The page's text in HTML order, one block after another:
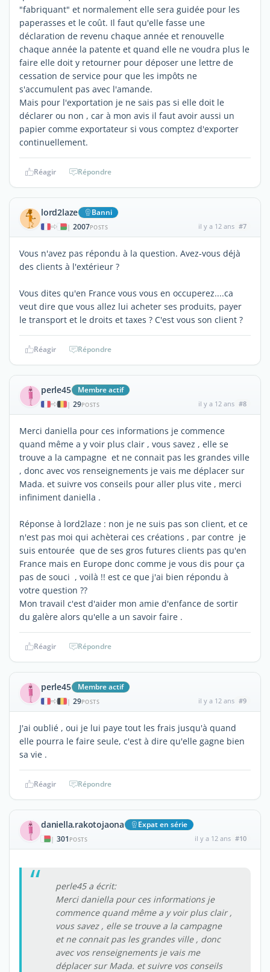
"fabriquant" et normalement elle sera guidée pour les
paperasses et le coût. Il faut qu'elle fasse une
déclaration de revenu chaque année et renouvelle
chaque année la patente et quand elle ne voudra plus le
faire elle doit y retourner pour déposer une lettre de
cessation de service pour que les impôts ne
s'accumulent pas avec l'amande.
Mais pour l'exportation je ne sais pas si elle doit le
déclarer ou non , car à mon avis il faut avoir aussi un
papier comme exportateur si vous comptez d'exporter
continuellement.
Réagir Répondre
lord2laze Banni
| 2007POSTS il y a 12 ans #7
Vous n'avez pas répondu à la question. Avez-vous déjà
des clients à l'extérieur ?
Vous dites qu'en France vous vous en occuperez....ca
veut dire que vous allez lui acheter ses produits, payer
le transport et le droits et taxes ? C'est vous son client ?
Réagir Répondre
perle45 Membre actif
| 29POSTS il y a 12 ans #8
Merci daniella pour ces informations je commence
quand même a y voir plus clair , vous savez , elle se
trouve a la campagne et ne connait pas les grandes ville
, donc avec vos renseignements je vais me déplacer sur
Mada. et suivre vos conseils pour aller plus vite , merci
infiniment daniella .
Réponse à lord2laze : non je ne suis pas son client, et ce
n'est pas moi qui achèterai ces créations , par contre je
suis entourée que de ses gros futures clients pas qu'en
France mais en Europe donc comme je vous dis pour ça
pas de souci , voilà !! est ce que j'ai bien répondu à
votre question ??
Mon travail c'est d'aider mon amie d'enfance de sortir
du galère alors qu'elle a un savoir faire .
Réagir Répondre
perle45 Membre actif
| 29POSTS il y a 12 ans #9
J'ai oublié , oui je lui paye tout les frais jusqu'à quand
elle pourra le faire seule, c'est à dire qu'elle gagne bien
sa vie .
Réagir Répondre
daniella.rakotojaona Expat en série
| 301 POSTS il y a 12 ans #10
perle45 a écrit:
Merci daniella pour ces informations je
commence quand même a y voir plus clair ,
vous savez , elle se trouve a la campagne
et ne connait pas les grandes ville , donc
avec vos renseignements je vais me
déplacer sur Mada. et suivre vos conseils